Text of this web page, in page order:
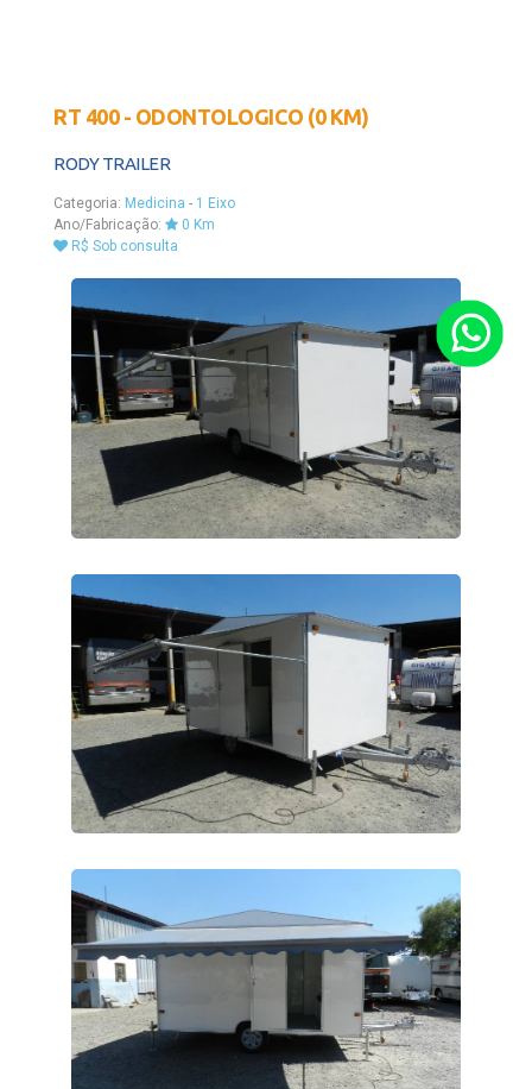
RT 400 - ODONTOLOGICO (0 KM)
RODY TRAILER
Categoria: Medicina - 1 Eixo
Ano/Fabricação:
0 Km
R$ Sob consulta